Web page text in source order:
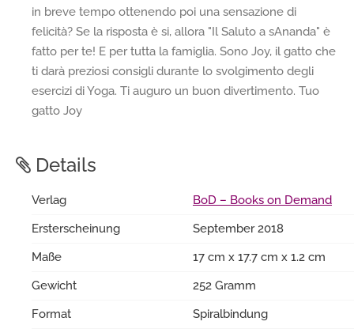
in breve tempo ottenendo poi una sensazione di
felicità? Se la risposta è si, allora "Il Saluto a sAnanda" è
fatto per te! E per tutta la famiglia. Sono Joy, il gatto che
ti darà preziosi consigli durante lo svolgimento degli
esercizi di Yoga. Ti auguro un buon divertimento. Tuo
gatto Joy
Details
Verlag
BoD – Books on Demand
Ersterscheinung
September 2018
Maße
17 cm x 17.7 cm x 1.2 cm
Gewicht
252 Gramm
Format
Spiralbindung